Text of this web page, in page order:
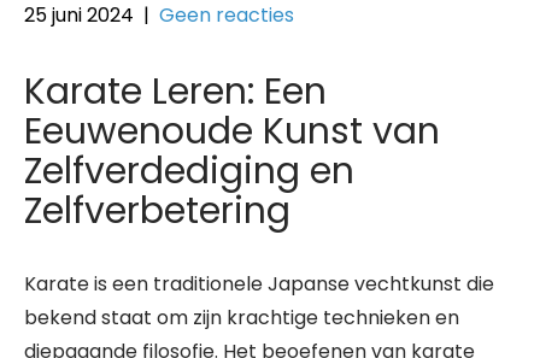
25 juni 2024 | Geen reacties
Karate Leren: Een
Eeuwenoude Kunst van
Zelfverdediging en
Zelfverbetering
Karate is een traditionele Japanse vechtkunst die
bekend staat om zijn krachtige technieken en
diepgaande filosofie. Het beoefenen van karate